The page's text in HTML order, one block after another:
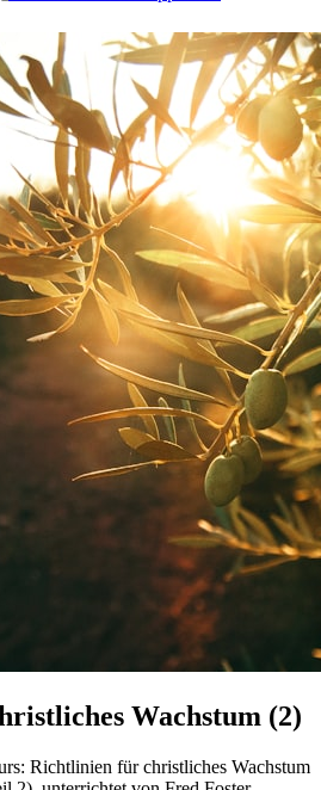
Wachstum (2)
Richtlinien für christliches Wachstum